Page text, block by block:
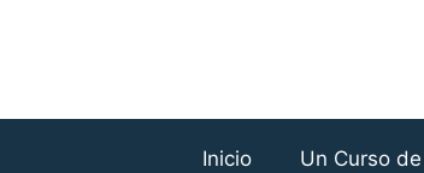
Inicio Un Curso